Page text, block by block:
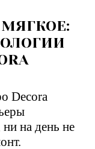
Decora
на день не